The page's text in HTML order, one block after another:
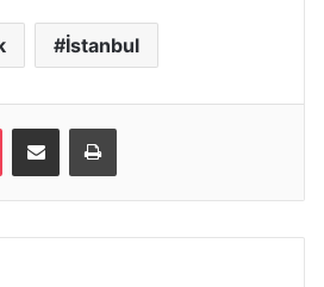
İstanbul
Pocket E-Posta ile paylaş Yazdır